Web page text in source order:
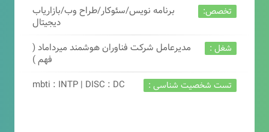
تخصص:
برنامه نویس/سئوکار/طراح وب/بازاریاب
دیجیتال
شغل :
مدیرعامل شرکت فناوران هوشمند میرداماد (
فهم )
تست شخصیت شناسی : mbti : INTP | DISC : DC